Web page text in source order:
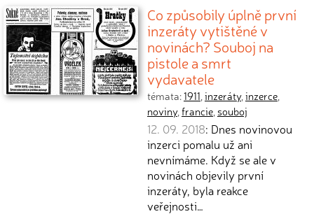
Co způsobily úplně první
inzeráty vytištěné v
novinách? Souboj na
pistole a smrt
vydavatele
témata:1911,inzeráty,inzerce,
noviny,francie, souboj
12. 09. 2018: Dnes novinovou
inzerci pomalu už ani
nevnímáme. Když se ale v
novinách objevily první
inzeráty, byla reakce
veřejnosti…